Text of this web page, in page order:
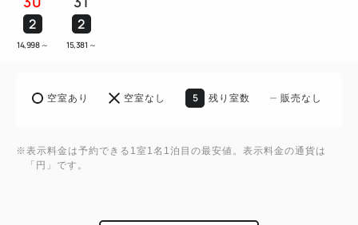
2
14,998 ～
2
15,381 ～
空室あり 空室なし 5 残り室数 販売なし
※表示料金は予約できる1室1名1泊目の最安値。表示料金の通貨は
「円」です。